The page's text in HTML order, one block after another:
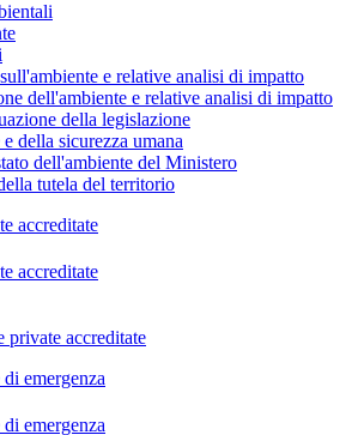
e relative analisi di impatto
dell'ambiente e relative analisi di impatto
della legislazione
della sicurezza umana
dell'ambiente del Ministero
tutela del territorio
accreditate
accreditate
private accreditate
emergenza
emergenza